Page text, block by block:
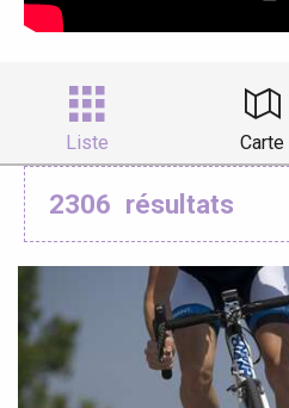
Liste Carte
2306 résultats